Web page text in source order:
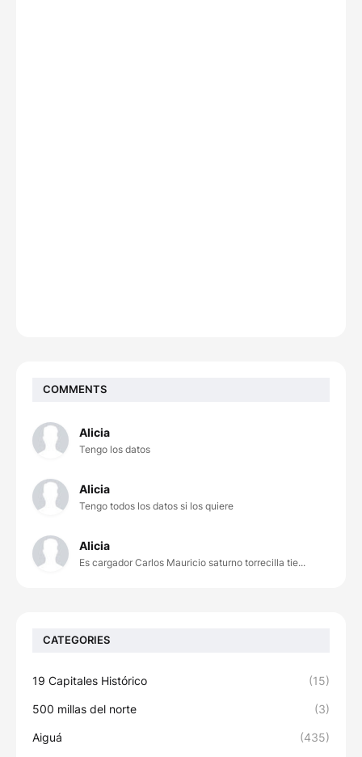
COMMENTS
Alicia
Tengo los datos
Alicia
Tengo todos los datos si los quiere
Alicia
Es cargador Carlos Mauricio saturno torrecilla tie...
CATEGORIES
19 Capitales Histórico (15)
500 millas del norte (3)
Aiguá (435)